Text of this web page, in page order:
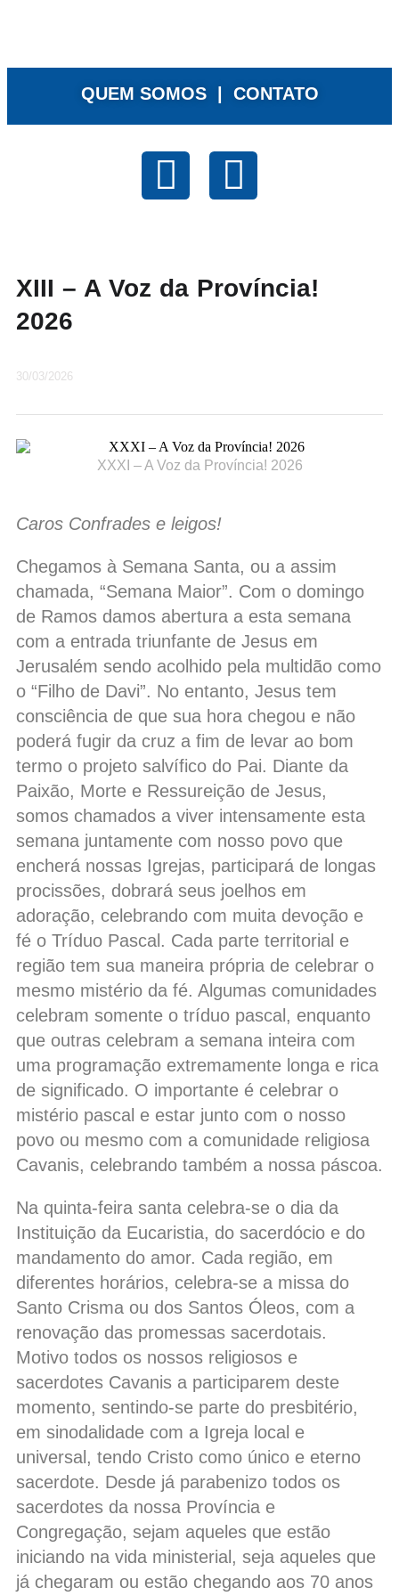
QUEM SOMOS | CONTATO
XIII – A Voz da Província!
2026
30/03/2026
XXXI – A Voz da Província! 2026
Caros Confrades e leigos!
Chegamos à Semana Santa, ou a assim
chamada, “Semana Maior”. Com o domingo
de Ramos damos abertura a esta semana
com a entrada triunfante de Jesus em
Jerusalém sendo acolhido pela multidão como
o “Filho de Davi”. No entanto, Jesus tem
consciência de que sua hora chegou e não
poderá fugir da cruz a fim de levar ao bom
termo o projeto salvífico do Pai. Diante da
Paixão, Morte e Ressureição de Jesus,
somos chamados a viver intensamente esta
semana juntamente com nosso povo que
encherá nossas Igrejas, participará de longas
procissões, dobrará seus joelhos em
adoração, celebrando com muita devoção e
fé o Tríduo Pascal. Cada parte territorial e
região tem sua maneira própria de celebrar o
mesmo mistério da fé. Algumas comunidades
celebram somente o tríduo pascal, enquanto
que outras celebram a semana inteira com
uma programação extremamente longa e rica
de significado. O importante é celebrar o
mistério pascal e estar junto com o nosso
povo ou mesmo com a comunidade religiosa
Cavanis, celebrando também a nossa páscoa.
Na quinta-feira santa celebra-se o dia da
Instituição da Eucaristia, do sacerdócio e do
mandamento do amor. Cada região, em
diferentes horários, celebra-se a missa do
Santo Crisma ou dos Santos Óleos, com a
renovação das promessas sacerdotais.
Motivo todos os nossos religiosos e
sacerdotes Cavanis a participarem deste
momento, sentindo-se parte do presbitério,
em sinodalidade com a Igreja local e
universal, tendo Cristo como único e eterno
sacerdote. Desde já parabenizo todos os
sacerdotes da nossa Província e
Congregação, sejam aqueles que estão
iniciando na vida ministerial, seja aqueles que
já chegaram ou estão chegando aos 70 anos